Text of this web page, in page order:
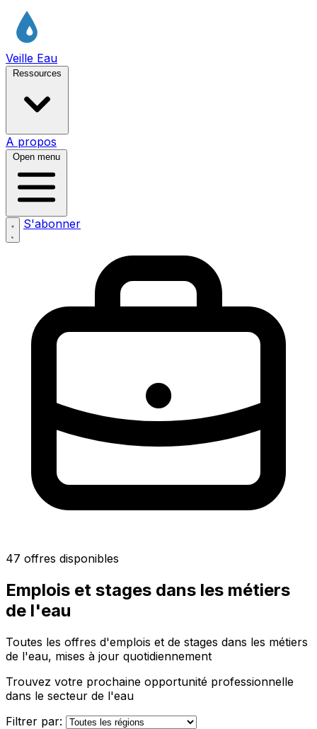
Veille Eau
Ressources
A propos
Open menu
S'abonner
47 offres disponibles
Emplois et stages dans les métiers
de l'eau
Toutes les offres d'emplois et de stages dans les métiers
de l'eau, mises à jour quotidiennement
Trouvez votre prochaine opportunité professionnelle
dans le secteur de l'eau
Filtrer par: